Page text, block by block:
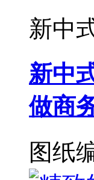
新中
新中
做商
图纸